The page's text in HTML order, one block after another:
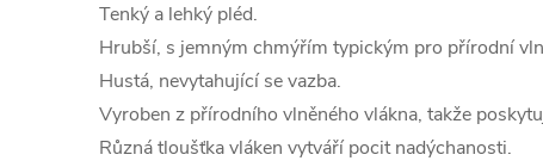
Tenký a lehký pléd.
Hrubší, s jemným chmýřím typickým pro přírodní
Hustá, nevytahující se vazba.
Vyroben z přírodního vlněného vlákna, takže
Různá tloušťka vláken vytváří pocit nadýchanosti.